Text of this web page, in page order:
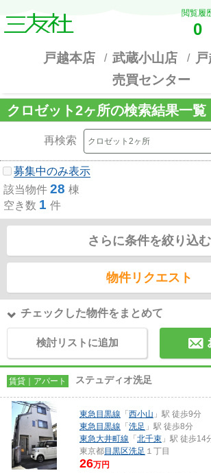
閲覧履
0
戸越本店 武蔵小山店
売買センター
クロゼット2ヶ所の検索結果一覧
再検索
募集中のみ表示
該当物件 28 棟
空き数 1 件
さらに条件を絞り込む
物件リクエスト
チェックした物件をまとめて
検討リストに追加
賃貸｜アパート ステュディオ洗足
東急目黒線 「 西小山 」駅 徒歩9分
東急目黒線 「 洗足 」駅 徒歩8分
東急大井町線 「 北千束 」駅 徒歩14
東京都目黒区洗足 １丁目
26万円